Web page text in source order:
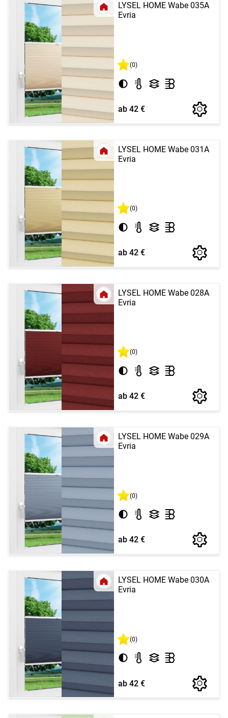
LYSEL HOME Wabe 035A
Evria
(0)
ab 42 €
LYSEL HOME Wabe 031A
Evria
(0)
ab 42 €
LYSEL HOME Wabe 028A
Evria
(0)
ab 42 €
LYSEL HOME Wabe 029A
Evria
(0)
ab 42 €
LYSEL HOME Wabe 030A
Evria
(0)
ab 42 €